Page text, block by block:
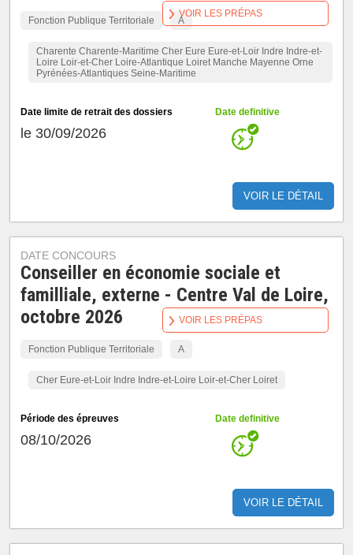
Fonction Publique Territoriale A
Charente Charente-Maritime Cher Eure Eure-et-Loir Indre Indre-et-
Loire Loir-et-Cher Loire-Atlantique Loiret Manche Mayenne Orne
Pyrénées-Atlantiques Seine-Maritime
Date limite de retrait des dossiers
le 30/09/2026
Date definitive
VOIR LE DÉTAIL
VOIR LES PRÉPAS
DATE CONCOURS
Conseiller en économie sociale et
familliale, externe - Centre Val de Loire,
octobre 2026
Fonction Publique Territoriale A
Cher Eure-et-Loir Indre Indre-et-Loire Loir-et-Cher Loiret
Période des épreuves
08/10/2026
Date definitive
VOIR LE DÉTAIL
VOIR LES PRÉPAS